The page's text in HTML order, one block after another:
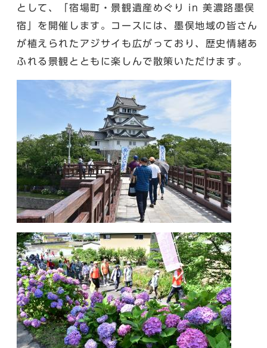
として、「宿場町・景観遺産めぐり in 美濃路墨俣
宿」を開催します。コースには、墨俣地域の皆さん
が植えられたアジサイも広がっており、歴史情緒あ
ふれる景観とともに楽しんで散策いただけます。